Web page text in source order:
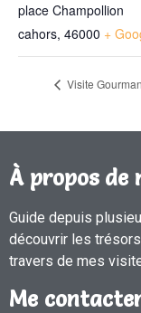
place Champollion
cahors, 46000 +
Visite
À propos de
Guide depuis
découvrir les
travers de mes
Me